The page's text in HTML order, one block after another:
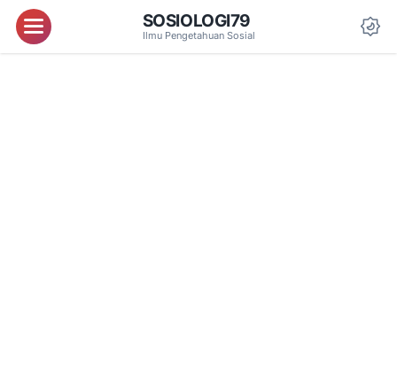
Menu SOSIOLOGI79
Ilmu Pengetahuan Sosial